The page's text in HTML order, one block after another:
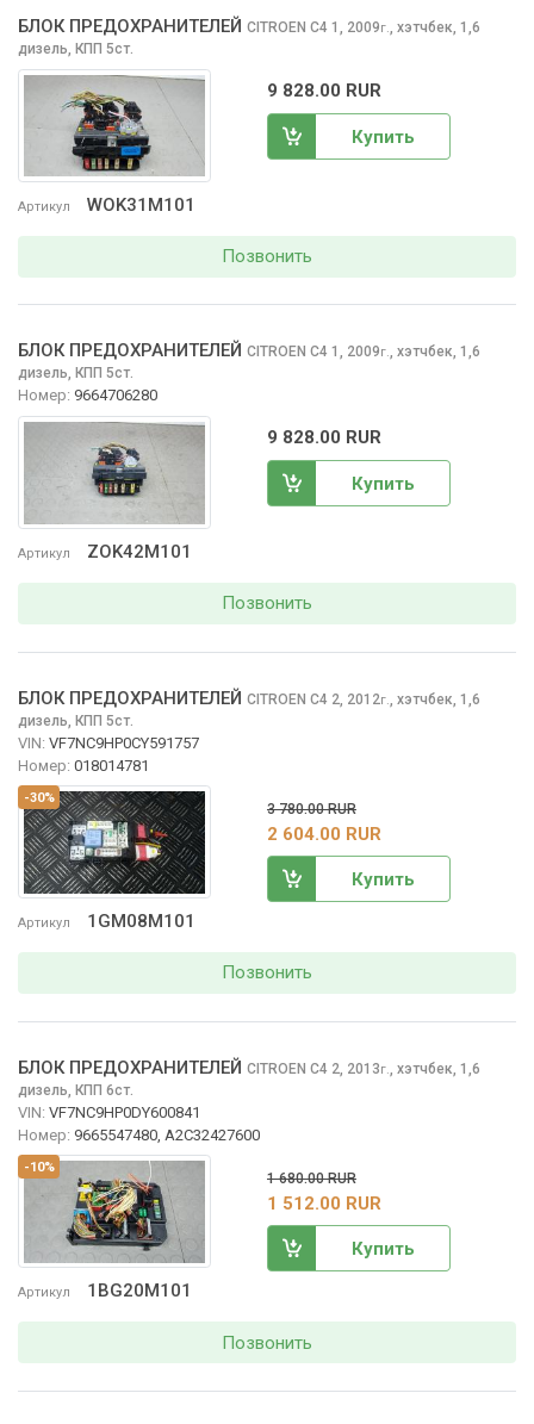
Артикул WOK31M101
БЛОК ПРЕДОХРАНИТЕЛЕЙ CITROEN C4 1, 2009г., хэтчбек, 1,6
дизель, КПП 5ст.
9 828.00 RUR
Купить
Позвонить
Артикул ZOK42M101
БЛОК ПРЕДОХРАНИТЕЛЕЙ CITROEN C4 1, 2009г., хэтчбек, 1,6
дизель, КПП 5ст.
Номер: 9664706280
9 828.00 RUR
Купить
Позвонить
-30%
Артикул 1GM08M101
БЛОК ПРЕДОХРАНИТЕЛЕЙ CITROEN C4 2, 2012г.
хэтчбек, 1,6
дизель, КПП 5ст.
VIN: VF7NC9HP0CY591757
Номер: 018014781
3 780.00 RUR
2 604.00 RUR
Купить
Позвонить
-10%
Артикул 1BG20M101
БЛОК ПРЕДОХРАНИТЕЛЕЙ CITROEN C4 2, 2013г.
хэтчбек, 1,6
дизель, КПП 6ст.
VIN: VF7NC9HP0DY600841
Номер: 9665547480, A2C32427600
1 680.00 RUR
1 512.00 RUR
Купить
Позвонить